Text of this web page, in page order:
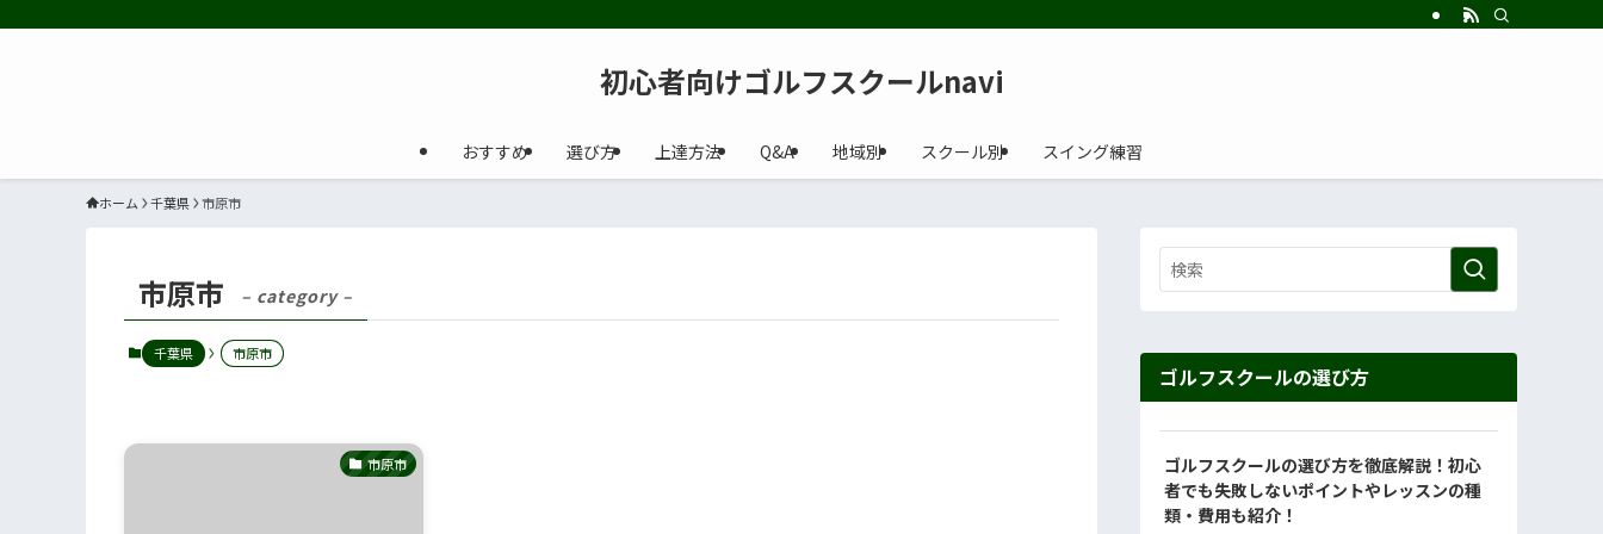
初心者向けゴルフスクールnavi
おすすめ 選び方 上達方法 Q&A 地域別 スクール別 スイング練習
ホーム 千葉県 市原市
市原市 – category –
千葉県 市原市
市原市
ゴルフスクールの選び方
ゴルフスクールの選び方を徹底解説！初心
者でも失敗しないポイントやレッスンの種
類・費用も紹介！